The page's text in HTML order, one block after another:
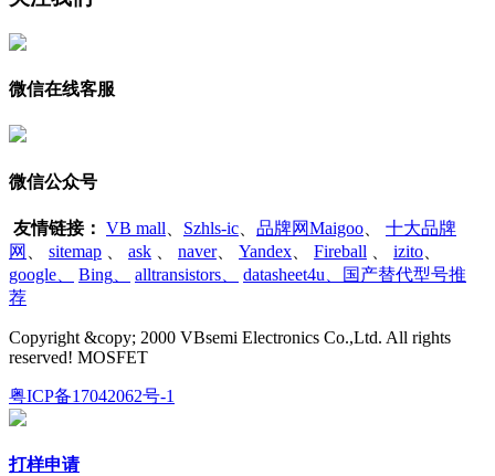
微信在线客服
微信公众号
友情链接： VB mall Szhls-ic 品牌网Maigoo
十大品牌
网
sitemap ask naver、 Yandex Fireball izito
google
Bing alltransistors
datasheet4u、国产替代型号推
荐
Copyright &copy; 2000 VBsemi Electronics Co.,Ltd. All rights
reserved! MOSFET
粤ICP备17042062号-1
打样申请